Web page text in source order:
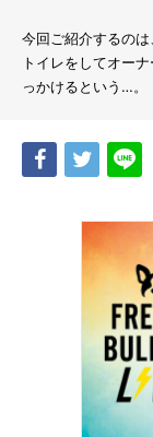
今回ご紹介するの
トイレをしてオー
っかけるという…。
Share Tweet